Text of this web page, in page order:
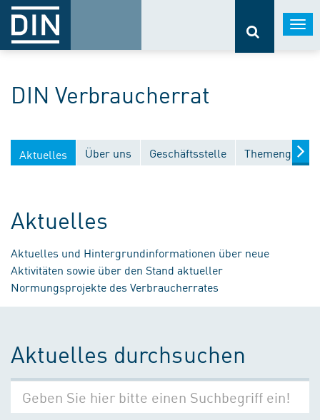
DIN Verbraucherrat
Aktuelles Über uns Geschäftsstelle
Aktuelles
Aktuelles und Hintergrundinformationen über neue
Aktivitäten sowie über den Stand aktueller
Normungsprojekte des Verbraucherrates
Aktuelles durchsuchen